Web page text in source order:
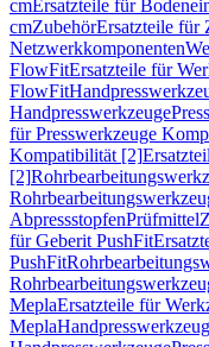
cmErsatzteile für
cmZubehörErsatzteile für
Netzwerkkomponenten
FlowFitErsatzteile für
FlowFit
Handpresswerkzeuge
für Presswerkzeuge
Kompatibilität [2]
[2]
AbpressstopfenPrüfmittel
für Geberit PushFit
PushFit
MeplaErsatzteile für
Mepla